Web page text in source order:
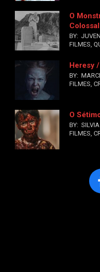
O
BY:
FILMES,
Heresy
BY:
FILMES,
O
BY:
FILMES,